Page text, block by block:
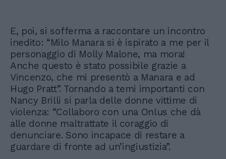
E, poi, si sofferma a raccontare un incontro
inedito: “Milo Manara si è ispirato a me per il
personaggio di Molly Malone, ma mora!
Anche questo è stato possibile grazie a
Vincenzo, che mi presentò a Manara e ad
Hugo Pratt”. Tornando a temi importanti con
Nancy Brilli si parla delle donne vittime di
violenza: “Collaboro con una Onlus che dà
alle donne maltrattate il coraggio di
denunciare. Sono incapace di restare a
guardare di fronte ad un’ingiustizia”.